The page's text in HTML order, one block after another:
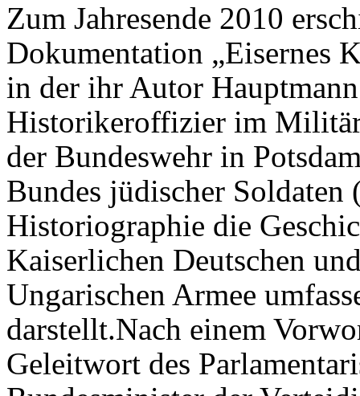
Zum Jahresende 2010
Dokumentation „Eisernes
in der ihr Autor
Historikeroffizier im
der Bundeswehr in
Bundes jüdischer
Historiographie die
Kaiserlichen Deutschen
Ungarischen Armee
darstellt.Nach einem
Geleitwort des